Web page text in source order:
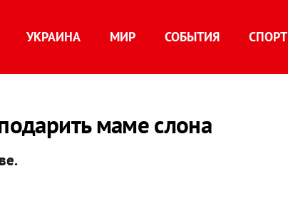
УКРАИНА МИР СОБЫТИЯ СПОРТ
маме слона